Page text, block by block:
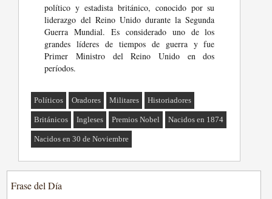
político y estadista británico, conocido por su
liderazgo del Reino Unido durante la Segunda
Guerra Mundial. Es considerado uno de los
grandes líderes de tiempos de guerra y fue
Primer Ministro del Reino Unido en dos
períodos.
Políticos Oradores Militares Historiadores
Británicos Ingleses Premios Nobel Nacidos en 1874
Nacidos en 30 de Noviembre
Frase del Día